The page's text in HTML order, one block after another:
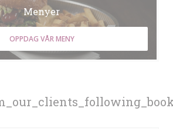
Menyer
OPPDAG VÅR MENY